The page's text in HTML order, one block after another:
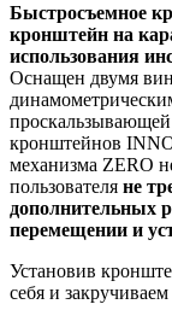
Быстросъемное
кронштейн на
использования
Оснащен двумя
кронштейнов
механизма ZERO
пользователя не
дополнительных
перемещении и
Установив
себя и